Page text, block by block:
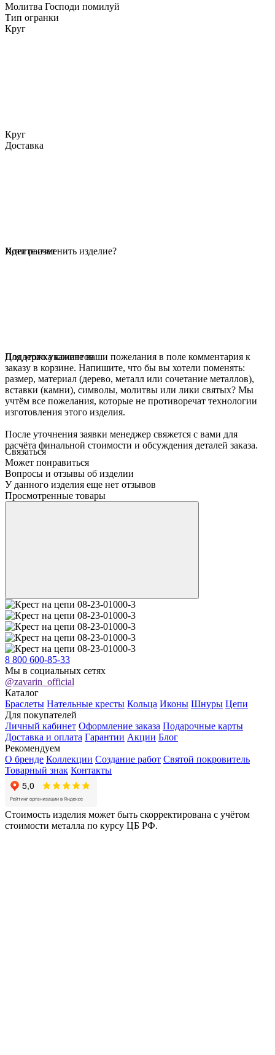
Молитва Господи помилуй
Тип огранки
Круг
Круг
Доставка
Идет расчет
Хотите изменить изделие?
Для этого укажите ваши пожелания в поле комментария к
заказу в корзине. Напишите, что бы вы хотели поменять:
размер, материал (дерево, металл или сочетание металлов),
вставки (камни), символы, молитвы или лики святых? Мы
учтём все пожелания, которые не противоречат технологии
изготовления этого изделия.
После уточнения заявки менеджер свяжется с вами для
расчёта финальной стоимости и обсуждения деталей заказа.
Поддержка клиентов
Связаться
Может понравиться
Вопросы и отзывы об изделии
У данного изделия еще нет отзывов
Просмотренные товары
8 800 600-85-33
Мы в социальных сетях
@zavarin_official
Каталог
Браслеты Нательные кресты Кольца Иконы Шнуры Цепи
Для покупателей
Личный кабинет Оформление заказа Подарочные карты
Доставка и оплата Гарантии Акции Блог
Рекомендуем
О бренде Коллекции Создание работ Святой покровитель
Товарный знак Контакты
Стоимость изделия может быть скорректирована с учётом
стоимости металла по курсу ЦБ РФ.